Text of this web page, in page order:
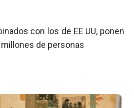
con los de EE UU, ponen
de personas